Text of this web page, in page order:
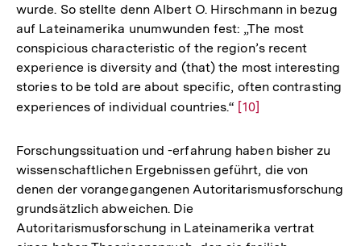
wurde. So stellte denn Albert O. Hirschmann in bezug
auf Lateinamerika unumwunden fest: „The most
conspicious characteristic of the region’s recent
experience is diversity and (that) the most interesting
stories to be told are about specific, often contrasting
experiences of individual countries.“ Zur
der
Fußnote
[10]
Forschungssituation und -erfahrung haben bisher zu
wissenschaftlichen Ergebnissen geführt, die von
denen der vorangegangenen Autoritarismusforschung
grundsätzlich abweichen. Die
Autoritarismusforschung in Lateinamerika vertrat